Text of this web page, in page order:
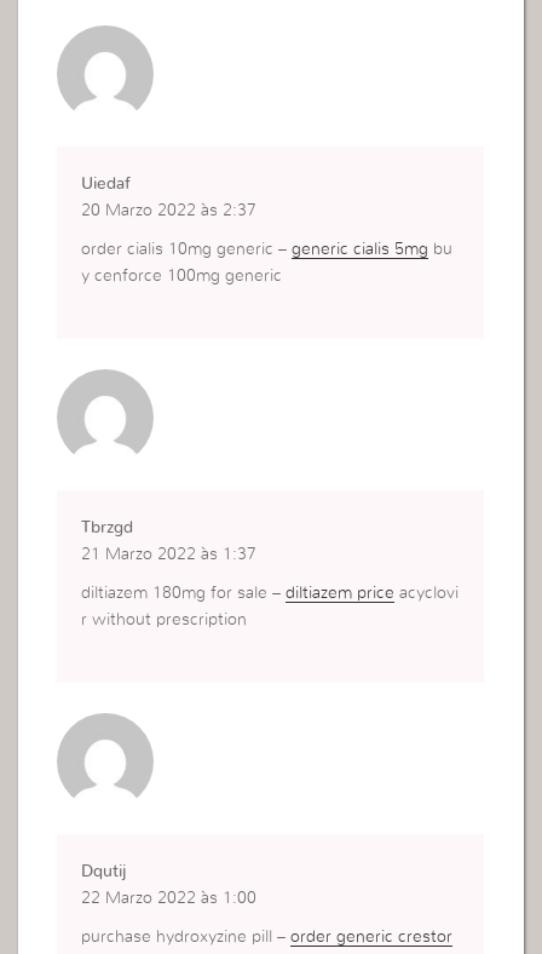
Uiedaf
20 Marzo 2022 às 2:37
order cialis 10mg generic –generic cialis 5mg bu
y cenforce 100mg generic
Tbrzgd
21 Marzo 2022 às 1:37
diltiazem 180mg for sale –diltiazem price acyclovi
r without prescription
Dqutij
22 Marzo 2022 às 1:00
purchase hydroxyzine pill –order generic crestor